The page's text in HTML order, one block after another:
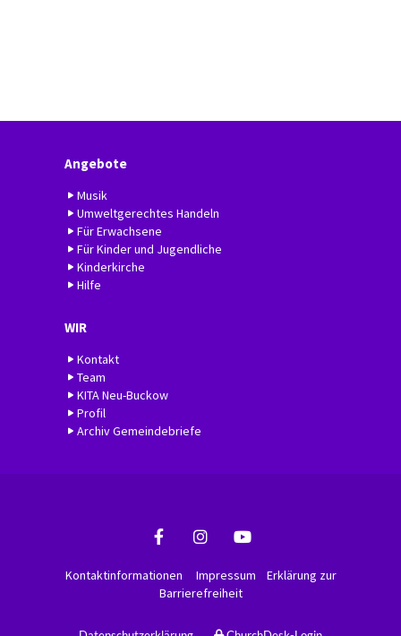
Angebote
Musik
Umweltgerechtes Handeln
Für Erwachsene
Für Kinder und Jugendliche
Kinderkirche
Hilfe
WIR
Kontakt
Team
KITA Neu-Buckow
Profil
Archiv Gemeindebriefe
Kontaktinformationen Impressum
Erklärung zur
Barrierefreiheit